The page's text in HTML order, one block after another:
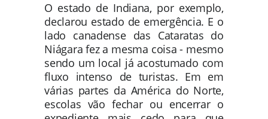
O estado de Indiana, por exemplo,
declarou estado de emergência. E o
lado canadense das Cataratas do
Niágara fez a mesma coisa - mesmo
sendo um local já acostumado com
fluxo intenso de turistas. Em em
várias partes da América do Norte,
escolas vão fechar ou encerrar o